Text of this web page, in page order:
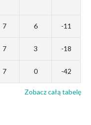
7 6 -11
7 3 -18
7 0 -42
Zobacz całą tabelę